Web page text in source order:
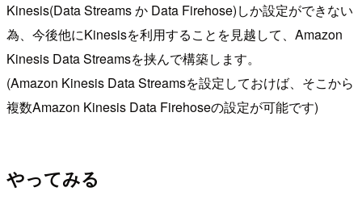
Kinesis(Data Streams か Data Firehose)しか設定ができない
為、今後他にKinesisを利用することを見越して、Amazon
Kinesis Data Streamsを挟んで構築します。
(Amazon Kinesis Data Streamsを設定しておけば、そこから
複数Amazon Kinesis Data Firehoseの設定が可能です)
やってみる